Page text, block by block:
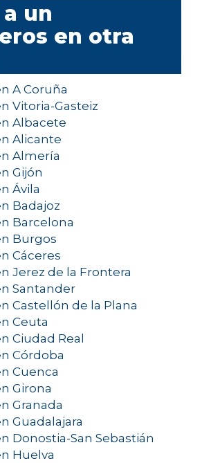
un
en otra
A Coruña
Vitoria-Gasteiz
Albacete
Alicante
Almería
Gijón
Ávila
Badajoz
Barcelona
Burgos
Cáceres
Jerez de la Frontera
Santander
Castellón de la Plana
Ceuta
Ciudad Real
Córdoba
Cuenca
Girona
Granada
Guadalajara
Donostia-San Sebastián
Huelva